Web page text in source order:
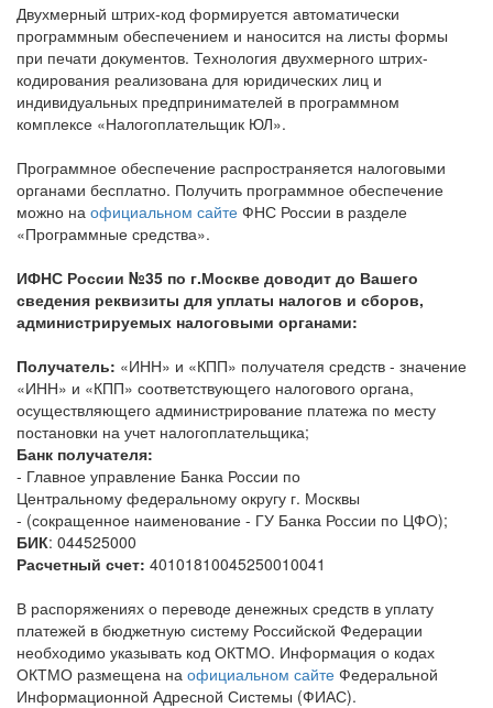
Двухмерный штрих-код формируется автоматически
программным обеспечением и наносится на листы формы
при печати документов. Технология двухмерного штрих-
кодирования реализована для юридических лиц и
индивидуальных предпринимателей в программном
комплексе «Налогоплательщик ЮЛ».
Программное обеспечение распространяется налоговыми
органами бесплатно. Получить программное обеспечение
можно на официальном сайте ФНС России в разделе
«Программные средства».
ИФНС России №35 по г.Москве доводит до Вашего
сведения реквизиты для уплаты налогов и сборов,
администрируемых налоговыми органами:
Получатель: «ИНН» и «КПП» получателя средств - значение
«ИНН» и «КПП» соответствующего налогового органа,
осуществляющего администрирование платежа по месту
постановки на учет налогоплательщика;
Банк получателя:
- Главное управление Банка России по
Центральному федеральному округу г. Москвы
- (сокращенное наименование - ГУ Банка России по ЦФО);
БИК: 044525000
Расчетный счет: 40101810045250010041
В распоряжениях о переводе денежных средств в уплату
платежей в бюджетную систему Российской Федерации
необходимо указывать код ОКТМО. Информация о кодах
ОКТМО размещена на официальном сайте Федеральной
Информационной Адресной Системы (ФИАС).